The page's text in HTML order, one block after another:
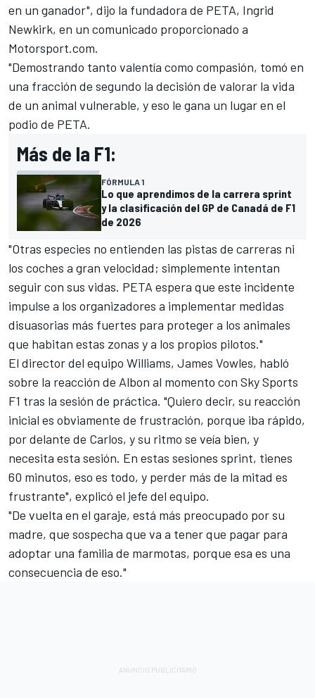
en un ganador", dijo la fundadora de PETA, Ingrid
Newkirk, en un comunicado proporcionado a
Motorsport.com.
"Demostrando tanto valentía como compasión, tomó en
una fracción de segundo la decisión de valorar la vida
de un animal vulnerable, y eso le gana un lugar en el
podio de PETA.
Más de la F1:
FÓRMULA 1
Lo que aprendimos de la carrera sprint
y la clasificación del GP de Canadá de F1
de 2026
"Otras especies no entienden las pistas de carreras ni
los coches a gran velocidad; simplemente intentan
seguir con sus vidas. PETA espera que este incidente
impulse a los organizadores a implementar medidas
disuasorias más fuertes para proteger a los animales
que habitan estas zonas y a los propios pilotos."
El director del equipo Williams, James Vowles, habló
sobre la reacción de Albon al momento con Sky Sports
F1 tras la sesión de práctica. "Quiero decir, su reacción
inicial es obviamente de frustración, porque iba rápido,
por delante de Carlos, y su ritmo se veía bien, y
necesita esta sesión. En estas sesiones sprint, tienes
60 minutos, eso es todo, y perder más de la mitad es
frustrante", explicó el jefe del equipo.
"De vuelta en el garaje, está más preocupado por su
madre, que sospecha que va a tener que pagar para
adoptar una familia de marmotas, porque esa es una
consecuencia de eso."